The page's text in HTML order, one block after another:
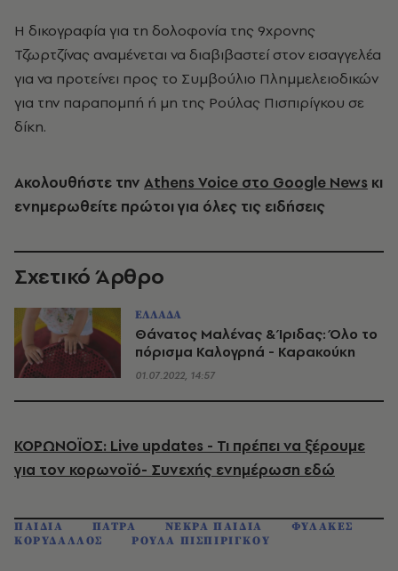
Η δικογραφία για τη δολοφονία της 9χρονης
Τζωρτζίνας αναμένεται να διαβιβαστεί στον εισαγγελέα
για να προτείνει προς το Συμβούλιο Πλημμελειοδικών
για την παραπομπή ή μη της Ρούλας Πισπιρίγκου σε
δίκη.
Ακολουθήστε την Athens Voice στο Google News κι
ενημερωθείτε πρώτοι για όλες τις ειδήσεις
Σχετικό Άρθρο
ΕΛΛΑΔΑ
Θάνατος Μαλένας & Ίριδας: Όλο το
πόρισμα Καλογρηά - Καρακούκη
01.07.2022, 14:57
ΚΟΡΩΝΟΪΟΣ: Live updates - Τι πρέπει να ξέρουμε
για τον κορωνοϊό- Συνεχής ενημέρωση εδώ
ΠΑΙΔΙΑ ΠΑΤΡΑ ΝΕΚΡΑ ΠΑΙΔΙΑ
ΦΥΛΑΚΕΣ
ΚΟΡΥΔΑΛΛΟΣ
ΡΟΥΛΑ ΠΙΣΠΙΡΙΓΚΟΥ